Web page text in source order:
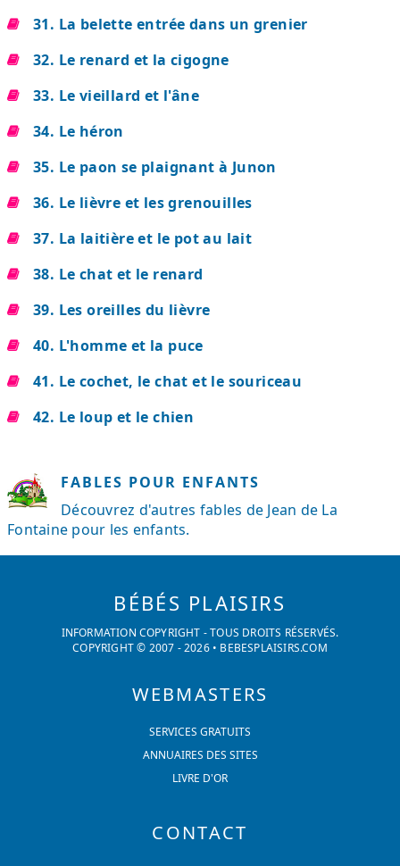
31. La belette entrée dans un grenier
32. Le renard et la cigogne
33. Le vieillard et l'âne
34. Le héron
35. Le paon se plaignant à Junon
36. Le lièvre et les grenouilles
37. La laitière et le pot au lait
38. Le chat et le renard
39. Les oreilles du lièvre
40. L'homme et la puce
41. Le cochet, le chat et le souriceau
42. Le loup et le chien
FABLES POUR ENFANTS
Découvrez d'autres fables de Jean de La
Fontaine pour les enfants.
BÉBÉS PLAISIRS
INFORMATION COPYRIGHT - TOUS DROITS RÉSERVÉS.
COPYRIGHT © 2007 -2026• BEBESPLAISIRS.COM
WEBMASTERS
SERVICES GRATUITS
ANNUAIRES DES SITES
LIVRE D'OR
CONTACT